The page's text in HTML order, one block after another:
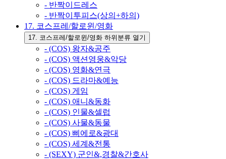
- 반짝이드레스
- 반짝이투피스(상의+하의)
17. 코스프레/할로윈/영화
17. 코스프레/할로윈/영화 하위분류 열기
- (COS) 왕자&공주
- (COS) 액션영웅&악당
- (COS) 영화&연극
- (COS) 드라마&예능
- (COS) 게임
- (COS) 애니&동화
- (COS) 인물&셀럽
- (COS) 사물&동물
- (COS) 삐에로&광대
- (COS) 세계&전통
- (SEXY) 군인&,경찰&간호사